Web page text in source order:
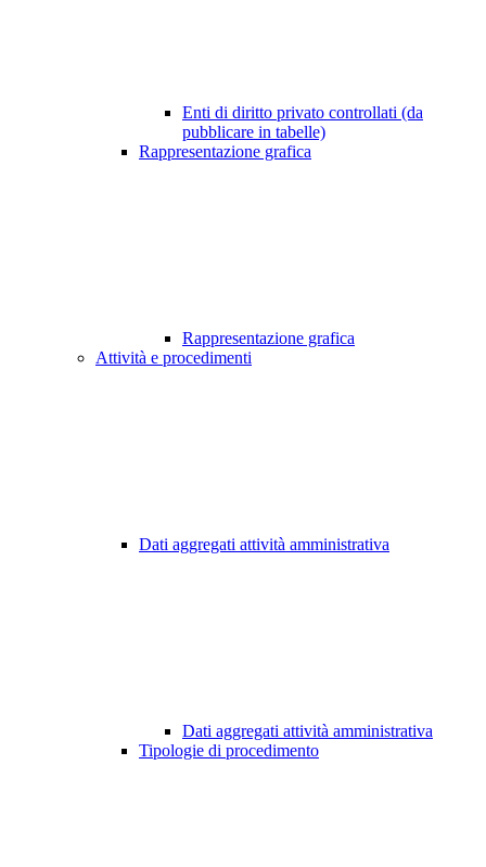
Enti di diritto privato controllati (da
pubblicare in tabelle)
Rappresentazione grafica
Rappresentazione grafica
Attività e procedimenti
Dati aggregati attività amministrativa
Dati aggregati attività amministrativa
Tipologie di procedimento